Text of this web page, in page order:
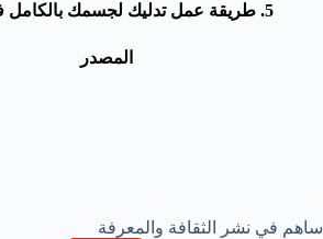
5. طريقة عمل تدليك لجسمك بالكامل في البيت
المصدر
ساهم في نشر الثقافة والمعرفة